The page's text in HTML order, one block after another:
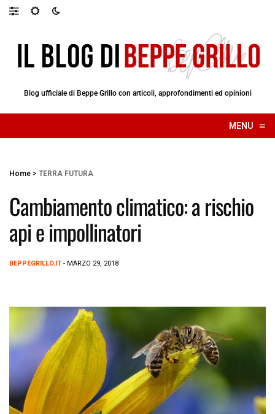
Blog ufficiale di Beppe Grillo con articoli, approfondimenti ed opinioni
MENU ≡
☰
Home > TERRA FUTURA
Cambiamento climatico: a rischio
api e impollinatori
BEPPEGRILLO.IT - MARZO 29, 2018